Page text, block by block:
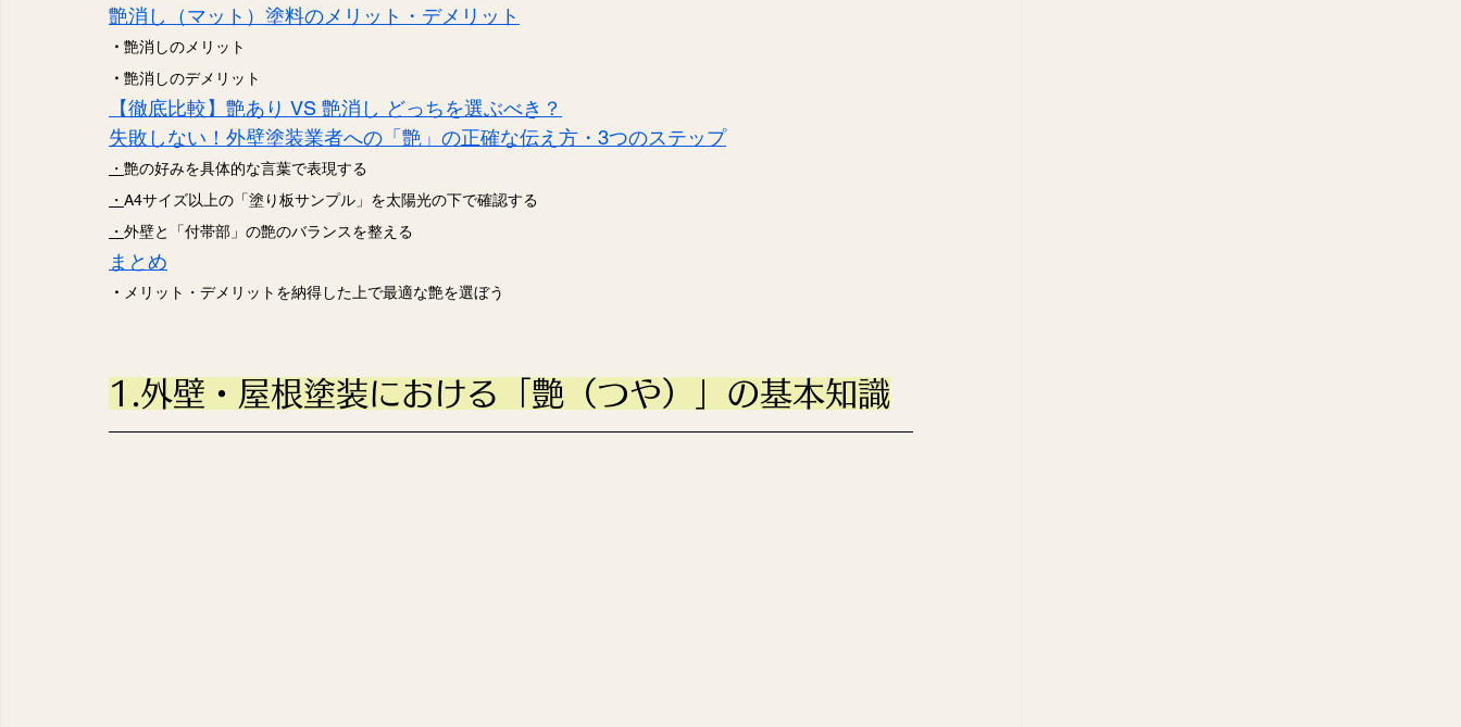
艶消し（マット）塗料のメリット・デメリット
・ 艶消しのメリット
・ 艶消しのデメリット
【徹底比較】艶あり VS 艶消し どっちを選ぶべき？
失敗しない！外壁塗装業者への「艶」の正確な伝え方・3つのステップ
・ 艶の好みを具体的な言葉で表現する
・ A4サイズ以上の「塗り板サンプル」を太陽光の下で確認する
・ 外壁と「付帯部」の艶のバランスを整える
まとめ
・ メリット・デメリットを納得した上で最適な艶を選ぼう
1.外壁・屋根塗装における「艶（つや）」の基本知識